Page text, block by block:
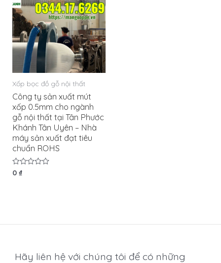
Xốp bọc đồ gỗ nội thất
Công ty sản xuất mút
xốp 0.5mm cho ngành
gỗ nội thất tại Tân Phước
Khánh Tân Uyên – Nhà
máy sản xuất đạt tiêu
chuẩn ROHS
Được
0₫
Hãy liên hệ với chúng tôi để có những